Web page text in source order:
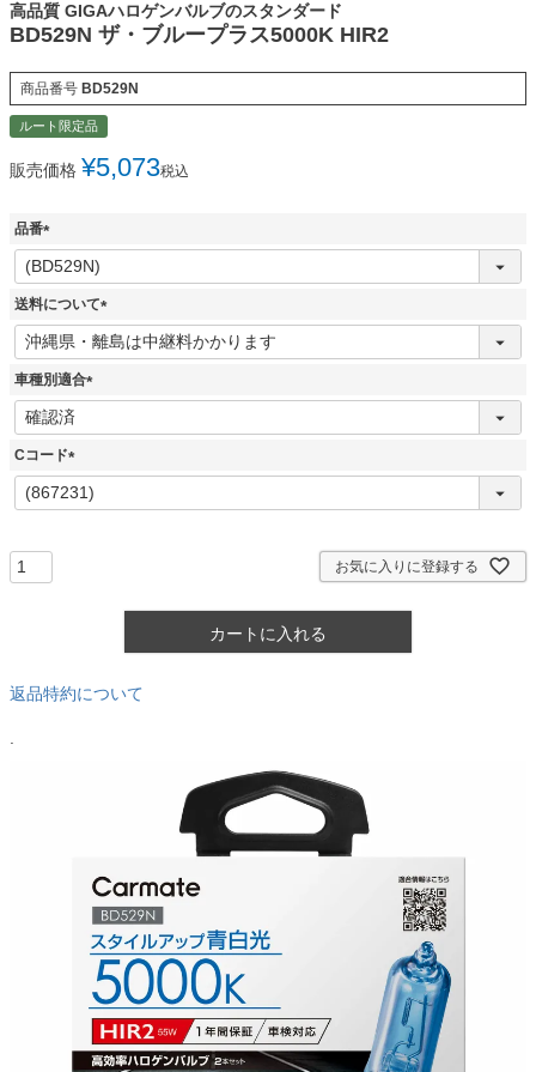
高品質 GIGAハロゲンバルブのスタンダード
BD529N ザ・ブループラス5000K HIR2
商品番号 BD529N
ルート限定品
販売価格 ¥5,073税込
品番
(
必
須
送料について
(
必
車種別適合
(
Cコード
(
必
お気に入りに登録する
カートに入れる
返品特約について
.